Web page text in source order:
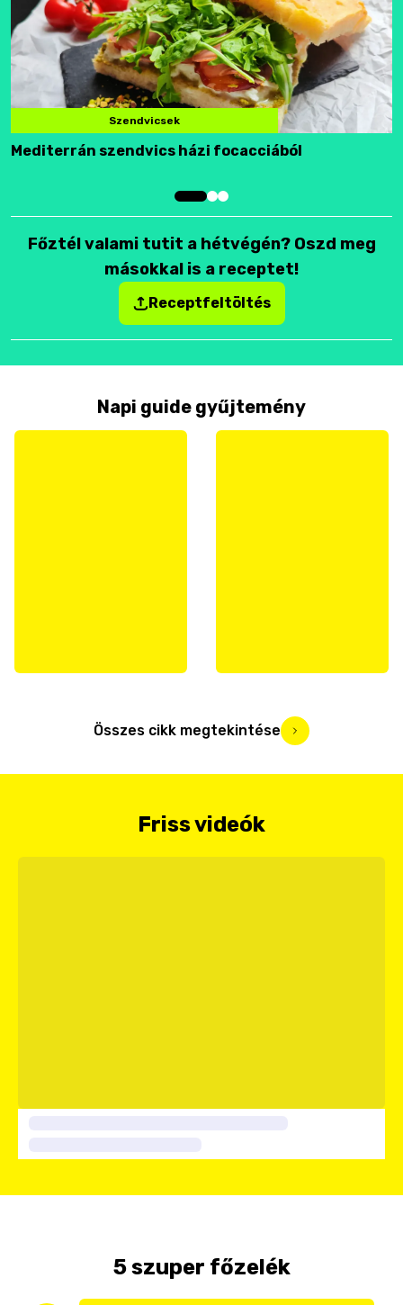
Szendvicsek
Mediterrán szendvics házi focacciából
Főztél valami tutit a hétvégén? Oszd meg
másokkal is a receptet!
Receptfeltöltés
Napi guide gyűjtemény
Összes cikk megtekintése
Friss videók
5 szuper főzelék